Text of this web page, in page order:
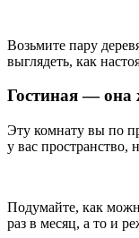
Возьмите пару
выглядеть, как
Гостиная — она
Эту комнату вы по
у вас пространство,
Подумайте, как
раз в месяц, а то и